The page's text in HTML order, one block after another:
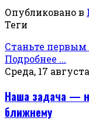
Опубликовано в
Теги
Станьте
Подробнее ...
Среда, 17
Наша задача —
ближнему